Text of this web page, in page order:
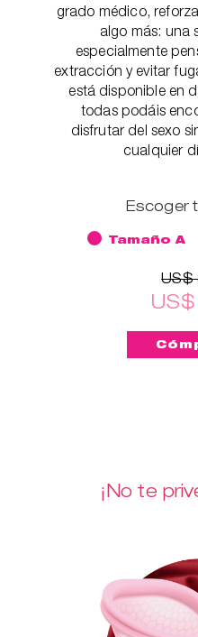
grado médico,
algo más: una
especialmente
extracción y evitar
está disponible en
todas podáis
disfrutar del sexo
cualquier
Escoger
Tamaño A
¡No te